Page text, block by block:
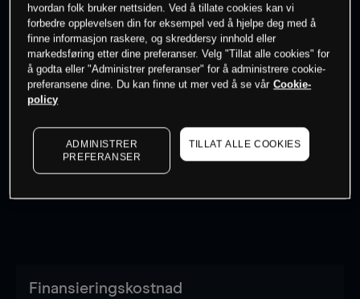
Søk om konto
Kursene er veiledende. to see latest market data
Finansieringskostnad
hvordan folk bruker nettsiden. Ved å tillate cookies kan vi
forbedre opplevelsen din for eksempel ved å hjelpe deg med å
finne informasjon raskere, og skreddersy innhold eller
markedsføring etter dine preferanser. Velg "Tillat alle cookies" for
å godta eller "Administrer preferanser" for å administrere cookie-
preferansene dine. Du kan finne ut mer ved å se vår Cookie-
policy
ADMINISTRER
PREFERANSER
TILLAT ALLE COOKIES